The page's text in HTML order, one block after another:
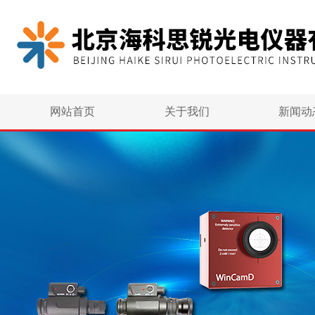
网站首页 关于我们 新闻动